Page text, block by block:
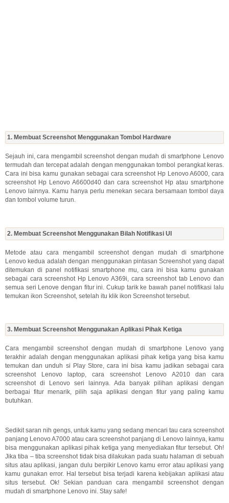
1. Membuat Screenshot Menggunakan Tombol Hardware
Sejauh ini, cara mengambil screenshot dengan mudah di smartphone Lenovo
termudah dan tercepat adalah dengan menggunakan tombol perangkat keras.
Cara ini bisa kamu gunakan sebagai cara screenshot Hp Lenovo A6000, cara
screenshot Hp Lenovo A6600d40 dan cara screenshot Hp atau smartphone
Lenovo lainnya. Kamu hanya perlu menekan secara bersamaan tombol daya
dan tombol volume turun.
2. Membuat Screenshot Menggunakan Bilah Notifikasi UI
Metode atau cara mengambil screenshot dengan mudah di smartphone
Lenovo kedua adalah dengan menggunakan pintasan Screenshot yang dapat
ditemukan di panel notifikasi smartphone mu, cara ini bisa kamu gunakan
sebagai cara screenshot Hp Lenovo A369i, cara screenshot tab Lenovo dan
semua seri Lenove dengan fitur ini. Cukup tarik ke bawah panel notifikasi lalu
temukan ikon Screenshot, setelah itu klik ikon Screenshot tersebut.
3. Membuat Screenshot Menggunakan Aplikasi Pihak Ketiga
Cara mengambil screenshot dengan mudah di smartphone Lenovo yang
terakhir adalah dengan menggunakan aplikasi pihak ketiga yang bisa kamu
temukan dan unduh si Play Store, cara ini bisa kamu jadikan sebagai cara
screenshot Lenovo laptop, cara screenshot Lenovo A2010 dan cara
screenshot di Lenovo seri lainnya. Ada banyak pilihan aplikasi dengan
berbagai fitur menarik, pilih saja aplikasi dengan fitur yang paling kamu
butuhkan.
Sedikit saran nih gengs, untuk kamu yang sedang mencari tau cara screenshot
panjang Lenovo A7000 atau cara screenshot panjang di Lenovo lainnya, kamu
bisa menggunakan aplikasi pihak ketiga yang menyediakan fitur tersebut. Oh!
Jika tiba – tiba screenshot tidak bisa dilakukan pada suatu halaman di sebuah
situs atau aplikasi, jangan dulu berpikir Lenovo kamu error atau aplikasi yang
kamu gunakan error. Hal tersebut bisa terjadi karena kebijakan aplikasi atau
situs tersebut. Ok! Sekian panduan cara mengambil screenshot dengan
mudah di smartphone Lenovo ini. Stay safe!